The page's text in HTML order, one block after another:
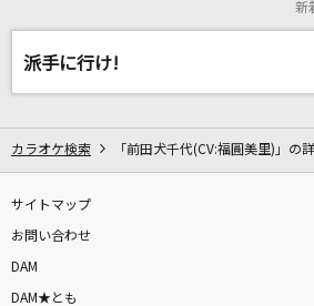
リアルタイムで歌われてい
≠ME
Tomorrow's way
新
派手に行け!
カラオケ検索 「前田犬千代(CV:福圓美里)」の
サイトマップ
お問い合わせ
DAM
DAM★とも